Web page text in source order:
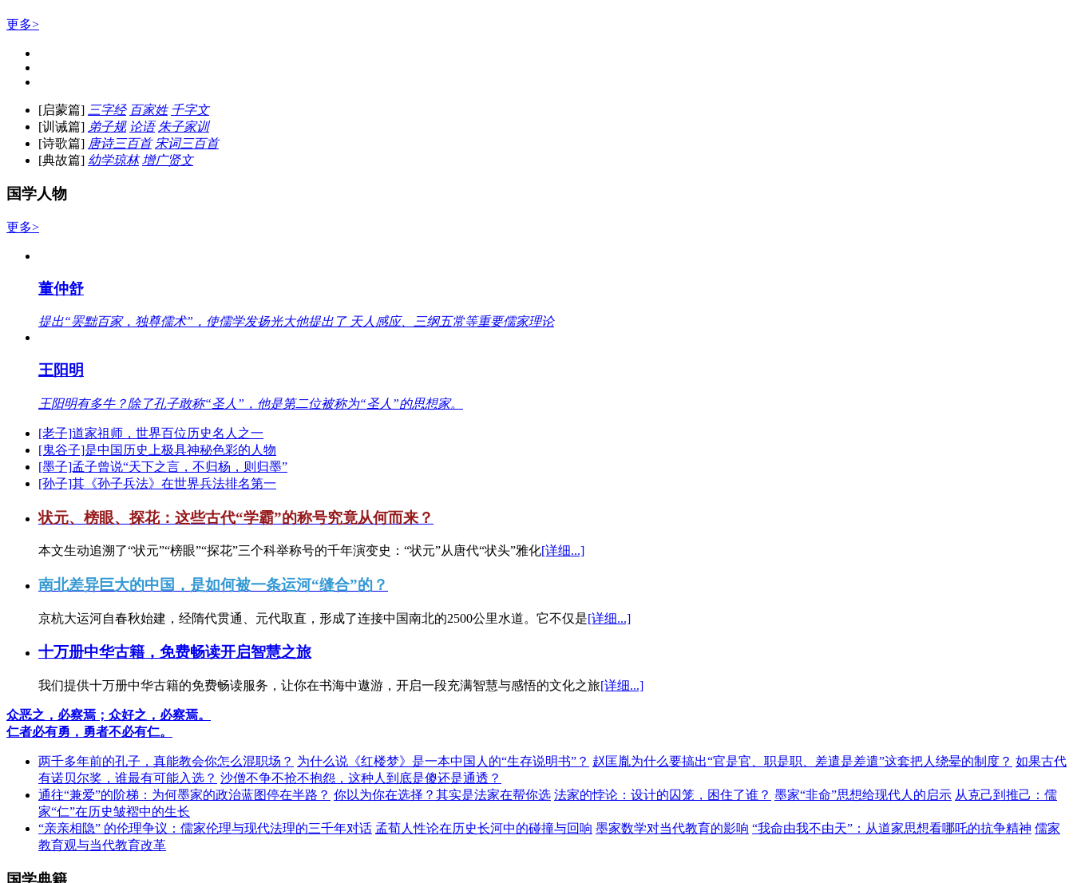
更多>
[启蒙篇] 三字经 百家姓 千字文
[训诫篇] 弟子规 论语 朱子家训
[诗歌篇] 唐诗三百首 宋词三百首
[典故篇] 幼学琼林 增广贤文
国学人物
更多>
董仲舒
提出“罢黜百家，独尊儒术”，使儒学发扬光大他提出了 天人感应、三纲五常等重要儒家理论
王阳明
王阳明有多牛？除了孔子敢称“圣人”，他是第二位被称为“圣人”的思想家。
[老子]道家祖师，世界百位历史名人之一
[鬼谷子]是中国历史上极具神秘色彩的人物
[墨子]孟子曾说“天下之言，不归杨，则归墨”
[孙子]其《孙子兵法》在世界兵法排名第一
状元、榜眼、探花：这些古代“学霸”的称号究竟从何而来？
本文生动追溯了“状元”“榜眼”“探花”三个科举称号的千年演变史：“状元”从唐代“状头”雅化[详细...]
南北差异巨大的中国，是如何被一条运河“缝合”的？
京杭大运河自春秋始建，经隋代贯通、元代取直，形成了连接中国南北的2500公里水道。它不仅是[详细...]
十万册中华古籍，免费畅读开启智慧之旅
我们提供十万册中华古籍的免费畅读服务，让你在书海中遨游，开启一段充满智慧与感悟的文化之旅[详细...]
众恶之，必察焉；众好之，必察焉。
仁者必有勇，勇者不必有仁。
两千多年前的孔子，真能教会你怎么混职场？ 为什么说《红楼梦》是一本中国人的“生存说明书”？ 赵匡胤为什么要搞出“官是官、职是职、差遣是差遣”这套把人绕晕的制度？ 如果古代
有诺贝尔奖，谁最有可能入选？ 沙僧不争不抢不抱怨，这种人到底是傻还是通透？
通往“兼爱”的阶梯：为何墨家的政治蓝图停在半路？ 你以为你在选择？其实是法家在帮你选 法家的悖论：设计的囚笼，困住了谁？ 墨家“非命”思想给现代人的启示 从克己到推己：儒
家“仁”在历史皱褶中的生长
“亲亲相隐” 的伦理争议：儒家伦理与现代法理的三千年对话 孟荀人性论在历史长河中的碰撞与回响 墨家数学对当代教育的影响 “我命由我不由天”：从道家思想看哪吒的抗争精神 儒家
教育观与当代教育改革
国学典籍